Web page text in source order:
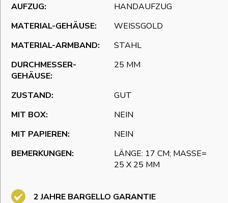
AUFZUG:
HANDAUFZUG
MATERIAL-GEHÄUSE:
WEISSGOLD
MATERIAL-ARMBAND:
STAHL
DURCHMESSER-
GEHÄUSE:
25 MM
ZUSTAND:
GUT
MIT BOX:
NEIN
MIT PAPIEREN:
NEIN
BEMERKUNGEN:
LÄNGE: 17 CM; MASSE= 2
5 X 25 MM
2 JAHRE BARGELLO GARANTIE